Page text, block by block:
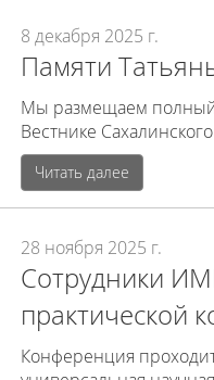
8 декабря 2025 г.
Памяти
Мы размещаем полный
Вестнике
Читать далее
28 ноября 2025 г.
Сотрудники
практической
Конференция